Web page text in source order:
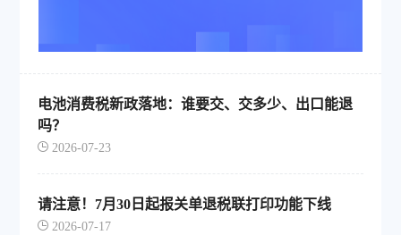
电池消费税新政落地：谁要交、交多少、出口能退
吗？
2026-07-23
请注意！7月30日起报关单退税联打印功能下线
2026-07-17